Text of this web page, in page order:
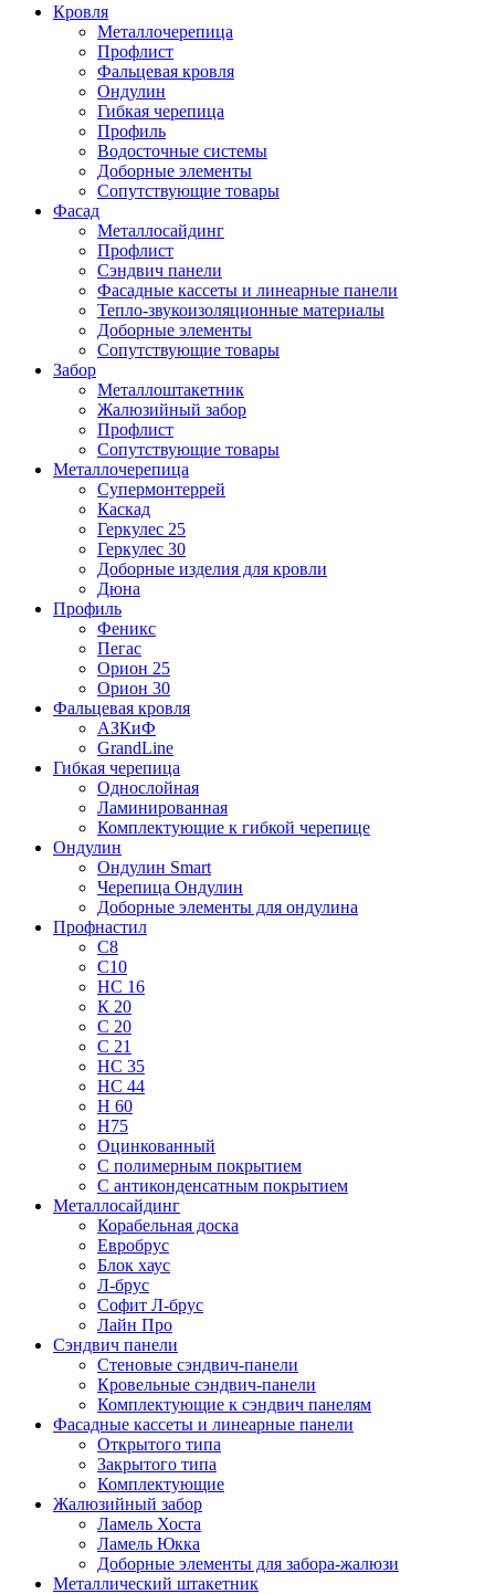
Кровля
Металлочерепица
Профлист
Фальцевая кровля
Ондулин
Гибкая черепица
Профиль
Водосточные системы
Доборные элементы
Сопутствующие товары
Фасад
Металлосайдинг
Профлист
Сэндвич панели
Фасадные кассеты и линеарные панели
Тепло-звукоизоляционные материалы
Доборные элементы
Сопутствующие товары
Забор
Металлоштакетник
Жалюзийный забор
Профлист
Сопутствующие товары
Металлочерепица
Супермонтеррей
Каскад
Геркулес 25
Геркулес 30
Доборные изделия для кровли
Дюна
Профиль
Феникс
Пегас
Орион 25
Орион 30
Фальцевая кровля
АЗКиФ
GrandLine
Гибкая черепица
Однослойная
Ламинированная
Комплектующие к гибкой черепице
Ондулин
Ондулин Smart
Черепица Ондулин
Доборные элементы для ондулина
Профнастил
С8
С10
НС 16
К 20
С 20
С 21
НС 35
НС 44
Н 60
Н75
Оцинкованный
С полимерным покрытием
С антиконденсатным покрытием
Металлосайдинг
Корабельная доска
Евробрус
Блок хаус
Л-брус
Софит Л-брус
Лайн Про
Сэндвич панели
Стеновые сэндвич-панели
Кровельные сэндвич-панели
Комплектующие к сэндвич панелям
Фасадные кассеты и линеарные панели
Открытого типа
Закрытого типа
Комплектующие
Жалюзийный забор
Ламель Хоста
Ламель Юкка
Доборные элементы для забора-жалюзи
Металлический штакетник